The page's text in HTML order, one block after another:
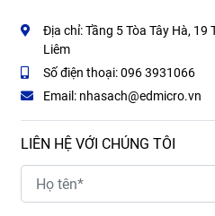
Địa chỉ:Tầng 5 Tòa Tây Hà, 19
Liêm
Số điện thoại:096 3931066
Email: nhasach@edmicro.vn
LIÊN HỆ VỚI CHÚNG TÔI